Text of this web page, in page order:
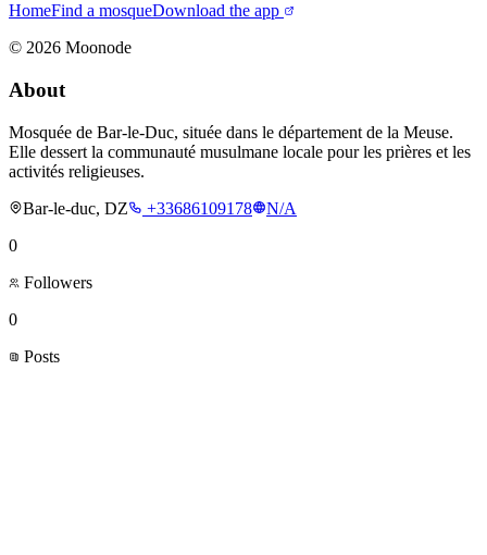
HomeFind a mosqueDownload the app
© 2026 Moonode
About
Mosquée de Bar-le-Duc, située dans le département de la Meuse.
Elle dessert la communauté musulmane locale pour les prières et les
activités religieuses.
Bar-le-duc, DZ
+33686109178
N/A
0
Followers
0
Posts